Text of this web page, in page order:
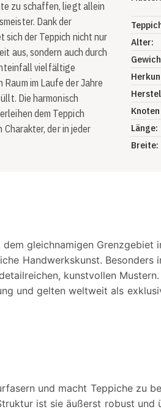
zu schaffen, liegt allein
Dank der
sich der Teppich nicht nur
aus, sondern auch durch
vielfältige
im Laufe der Jahre
Die harmonisch
dem Teppich
der in jeder
Alter:
Knoten
Länge:
Breite:
gleichnamigen Grenzgebiet
Handwerkskunst. Besonders
kunstvollen
und gelten weltweit als
und macht Teppiche zu
ist sie äußerst robust und